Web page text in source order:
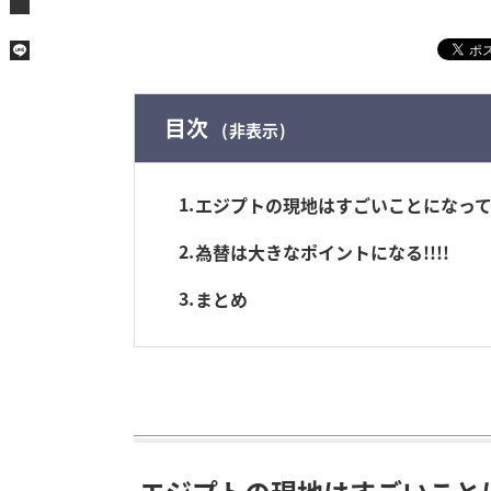
目次 非表示
1 エジプトの現地はすごいことになっ
2 為替は大きなポイントになる!!!!
3 まとめ